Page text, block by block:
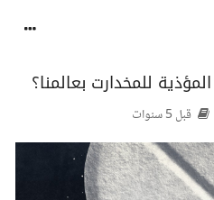
للمخدارت بعالمنا؟
قبل 5 سنوات